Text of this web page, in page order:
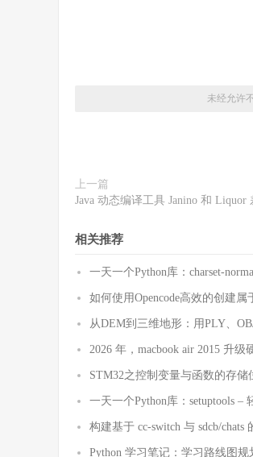
未经允许
上一篇
Java 动态编译工具 Janino 和 Liquor
相关推荐
一天一个Python库：charset-
如何使用Opencode高效的创建属
从DEM到三维地形：用PLY、
2026 年，macbook air 2015 升级
STM32之控制变量与函数的存储
一天一个Python库：setuptools –
构建基于 cc-switch 与 sdcb/
Python 学习笔记：学习路线图规